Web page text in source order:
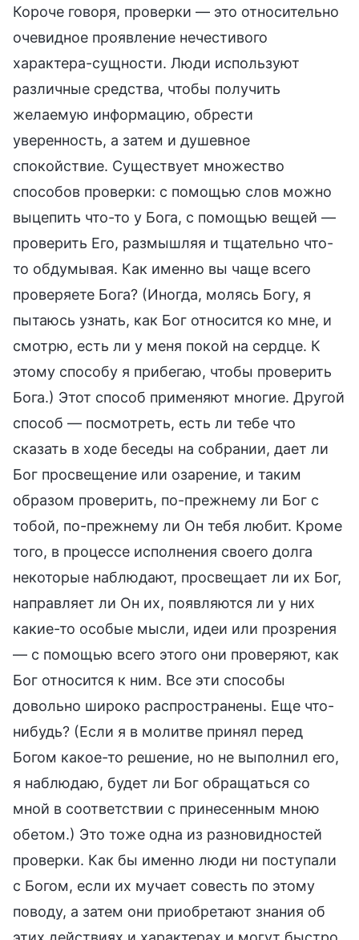
Короче говоря, проверки — это относительно
очевидное проявление нечестивого
характера-сущности. Люди используют
различные средства, чтобы получить
желаемую информацию, обрести
уверенность, а затем и душевное
спокойствие. Существует множество
способов проверки: с помощью слов можно
выцепить что-то у Бога, с помощью вещей —
проверить Его, размышляя и тщательно что-
то обдумывая. Как именно вы чаще всего
проверяете Бога? (Иногда, молясь Богу, я
пытаюсь узнать, как Бог относится ко мне, и
смотрю, есть ли у меня покой на сердце. К
этому способу я прибегаю, чтобы проверить
Бога.) Этот способ применяют многие. Другой
способ — посмотреть, есть ли тебе что
сказать в ходе беседы на собрании, дает ли
Бог просвещение или озарение, и таким
образом проверить, по-прежнему ли Бог с
тобой, по-прежнему ли Он тебя любит. Кроме
того, в процессе исполнения своего долга
некоторые наблюдают, просвещает ли их Бог,
направляет ли Он их, появляются ли у них
какие-то особые мысли, идеи или прозрения
— с помощью всего этого они проверяют, как
Бог относится к ним. Все эти способы
довольно широко распространены. Еще что-
нибудь? (Если я в молитве принял перед
Богом какое-то решение, но не выполнил его,
я наблюдаю, будет ли Бог обращаться со
мной в соответствии с принесенным мною
обетом.) Это тоже одна из разновидностей
проверки. Как бы именно люди ни поступали
с Богом, если их мучает совесть по этому
поводу, а затем они приобретают знания об